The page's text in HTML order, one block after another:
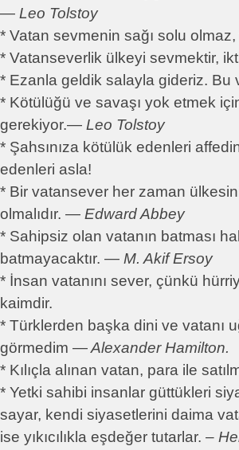
― Leo Tolstoy
* Vatan sevmenin sağı solu
* Vatanseverlik ülkeyi sevmektir,
* Ezanla geldik salayla gideriz. Bu
* Kötülüğü ve savaşı yok etmek
gerekiyor.― Leo Tolstoy
* Şahsınıza kötülük edenleri
edenleri asla!
* Bir vatansever her zaman
olmalıdır. ― Edward Abbey
* Sahipsiz olan vatanın batması
batmayacaktır. ― M. Akif Ersoy
* İnsan vatanını sever, çünkü
kaimdir.
* Türklerden başka dini ve vatanı
görmedim ―Alexander Hamilton.
* Kılıçla alınan vatan, para ile
* Yetki sahibi insanlar güttükleri
sayar, kendi siyasetlerini daima
ise yıkıcılıkla eşdeğer tutarlar. –